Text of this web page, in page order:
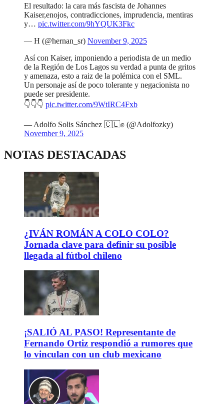
El resultado: la cara más fascista de Johannes
Kaiser,enojos, contradicciones, imprudencia, mentiras
y… pic.twitter.com/9hYQUK3Fkc
— H (@hernan_sr) November 9, 2025
Así con Kaiser, imponiendo a periodista de un medio
de la Región de Los Lagos su verdad a punta de gritos
y amenaza, esto a raiz de la polémica con el SML.
Un personaje así de poco tolerante y negacionista no
puede ser presidente.
👇👇👇 pic.twitter.com/9WtIRC4Fxb
— Adolfo Solis Sánchez 🇨🇱✊ (@Adolfozky)
November 9, 2025
NOTAS DESTACADAS
¿IVÁN ROMÁN A COLO COLO?
Jornada clave para definir su posible
llegada al fútbol chileno
¡SALIÓ AL PASO! Representante de
Fernando Ortiz respondió a rumores que
lo vinculan con un club mexicano